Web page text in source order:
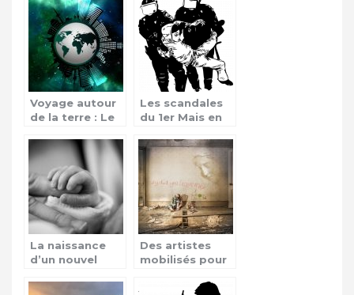
faut-il en
penser?
catastrophes
Voyage autour
de la terre : Le
Les scandales
du 1er Mais en
La naissance
d’un nouvel
Angleterre
Des artistes
mobilisés pour
enfants sans